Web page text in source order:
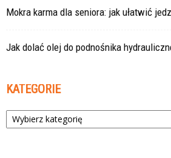
Mokra karma dla seniora: jak ułatwić
Jak dolać olej do podnośnika
KATEGORIE
Kategorie